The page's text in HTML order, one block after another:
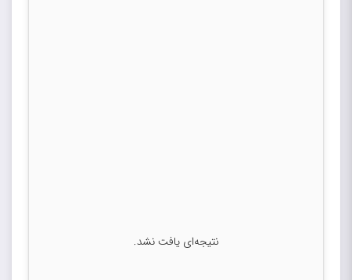
نتیجه‌ای یافت نشد.